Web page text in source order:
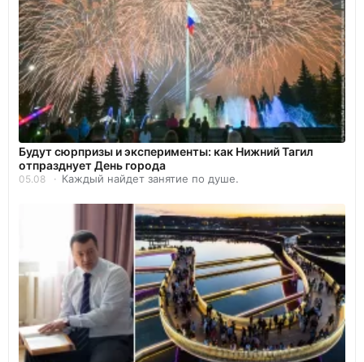
Будут сюрпризы и эксперименты: как Нижний Тагил
отпразднует День города
05.08 Каждый найдет занятие по душе.